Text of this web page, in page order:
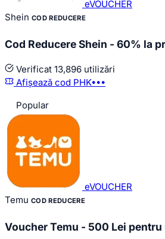
eVOUCHER
Shein COD REDUCERE
Cod Reducere Shein - 60% la
Verificat 13,896 utilizări
Afișează cod PHK•••
Popular
eVOUCHER
Temu COD REDUCERE
Voucher Temu - 500 Lei